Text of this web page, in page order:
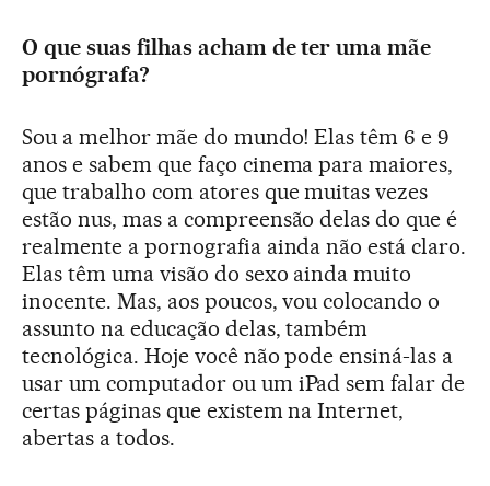
O que suas filhas acham de ter uma mãe
pornógrafa?
Sou a melhor mãe do mundo! Elas têm 6 e 9
anos e sabem que faço cinema para maiores,
que trabalho com atores que muitas vezes
estão nus, mas a compreensão delas do que é
realmente a pornografia ainda não está claro.
Elas têm uma visão do sexo ainda muito
inocente. Mas, aos poucos, vou colocando o
assunto na educação delas, também
tecnológica. Hoje você não pode ensiná-las a
usar um computador ou um iPad sem falar de
certas páginas que existem na Internet,
abertas a todos.